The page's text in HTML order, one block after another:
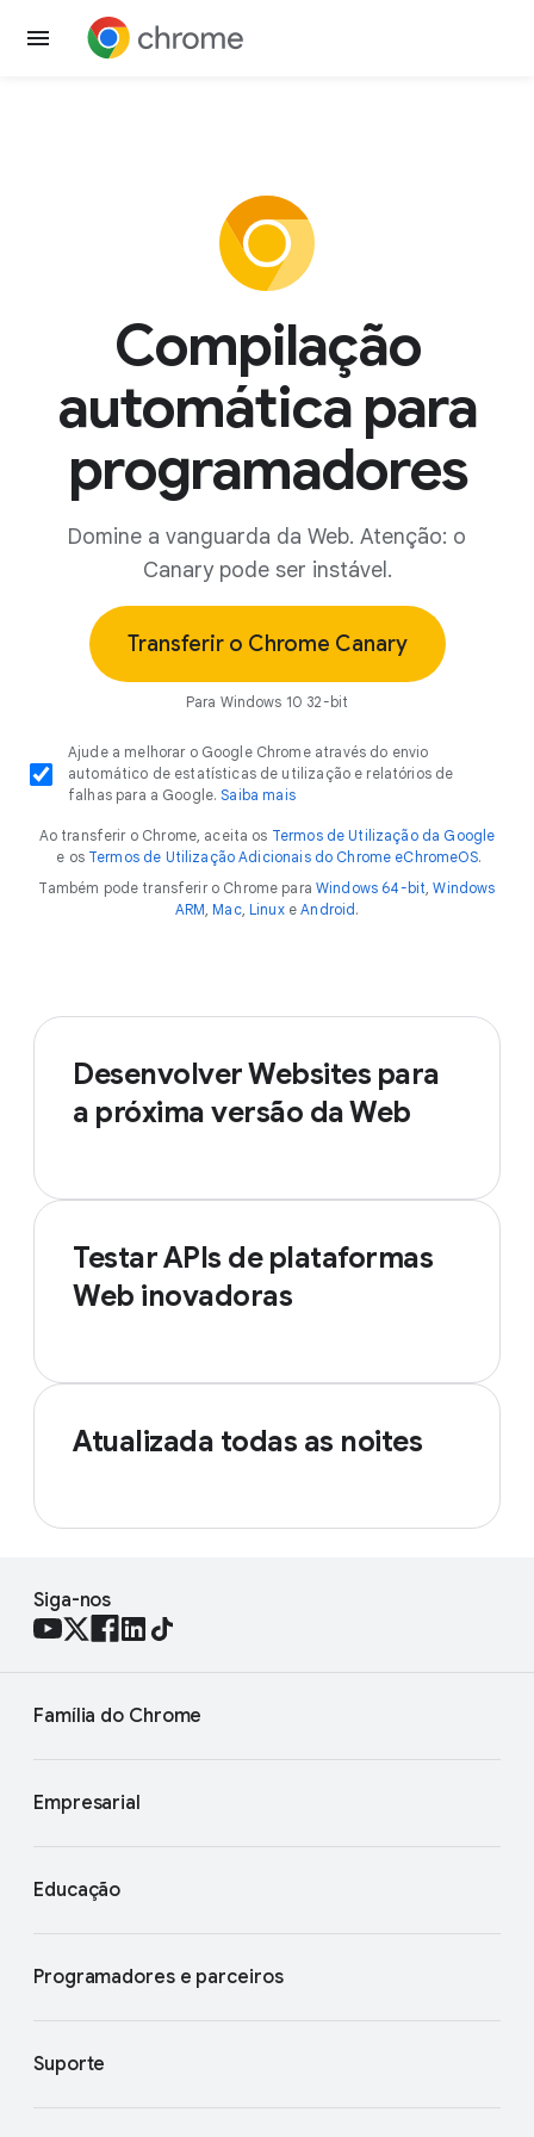
Compilação
automática para
programadores
Domine a vanguarda da Web. Atenção: o
Canary pode ser instável.
Transferir o Chrome Canary
Para Windows 10 32-bit
Ajude a melhorar o Google Chrome através do envio
automático de estatísticas de utilização e relatórios de
falhas para a Google.Saiba mais
Ao transferir o Chrome, aceita os Termos de Utilização da Google
e os Termos de Utilização Adicionais do Chrome eChromeOS.
Também pode transferir o Chrome paraWindows 64-bit,Windows
ARM, Mac, LinuxeAndroid .
Desenvolver Websites para
a próxima versão da Web
Testar APIs de plataformas
Web inovadoras
Atualizada todas as noites
Siga-nos
Família do Chrome
Empresarial
Educação
Programadores e parceiros
Suporte